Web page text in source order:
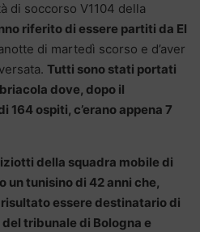
di soccorso V1104 della
riferito di essere partiti da El
di martedì scorso e d’aver
Tutti sono stati portati
dove, dopo il
ospiti, c’erano appena 7
della squadra mobile di
tunisino di 42 anni che,
essere destinatario di
tribunale di Bologna e